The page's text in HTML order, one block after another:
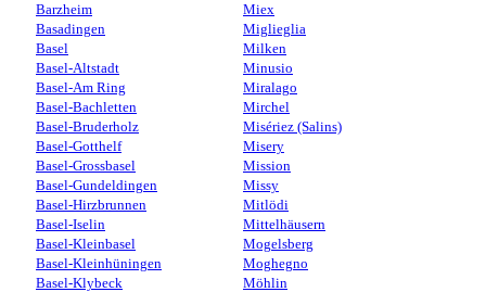
Barzheim
Basadingen
Basel
Basel-Altstadt
Basel-Am Ring
Basel-Bachletten
Basel-Bruderholz
Basel-Gotthelf
Basel-Grossbasel
Basel-Gundeldingen
Basel-Hirzbrunnen
Basel-Iselin
Basel-Kleinbasel
Basel-Kleinhüningen
Basel-Klybeck
Miex
Miglieglia
Milken
Minusio
Miralago
Mirchel
Misériez (Salins)
Misery
Mission
Missy
Mitlödi
Mittelhäusern
Mogelsberg
Moghegno
Möhlin